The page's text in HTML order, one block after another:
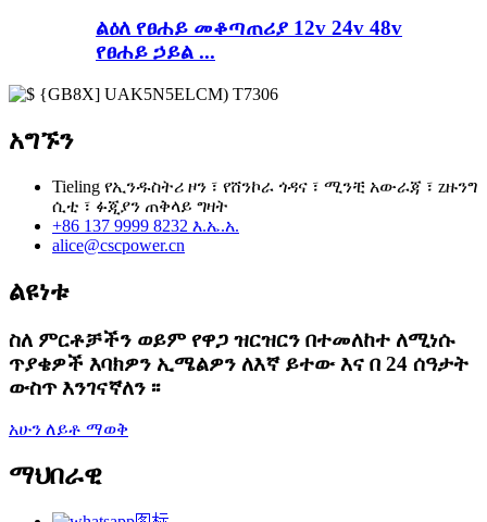
ልዕለ የፀሐይ መቆጣጠሪያ 12v 24v 48v
የፀሐይ ኃይል ...
አግኙን
Tieling የኢንዱስትሪ ዞን ፣ የሸንኮራ ጎዳና ፣ ሚንቺ አውራጃ ፣ zዙንግ
ሲቲ ፣ ፉጂያን ጠቅላይ ግዛት
+86 137 9999 8232 እ.ኤ.አ.
alice@cscpower.cn
ልዩነቱ
ስለ ምርቶቻችን ወይም የዋጋ ዝርዝርን በተመለከተ ለሚነሱ
ጥያቄዎች እባክዎን ኢሜልዎን ለእኛ ይተው እና በ 24 ሰዓታት
ውስጥ እንገናኛለን ፡፡
አሁን ለይቶ ማወቅ
ማህበራዊ